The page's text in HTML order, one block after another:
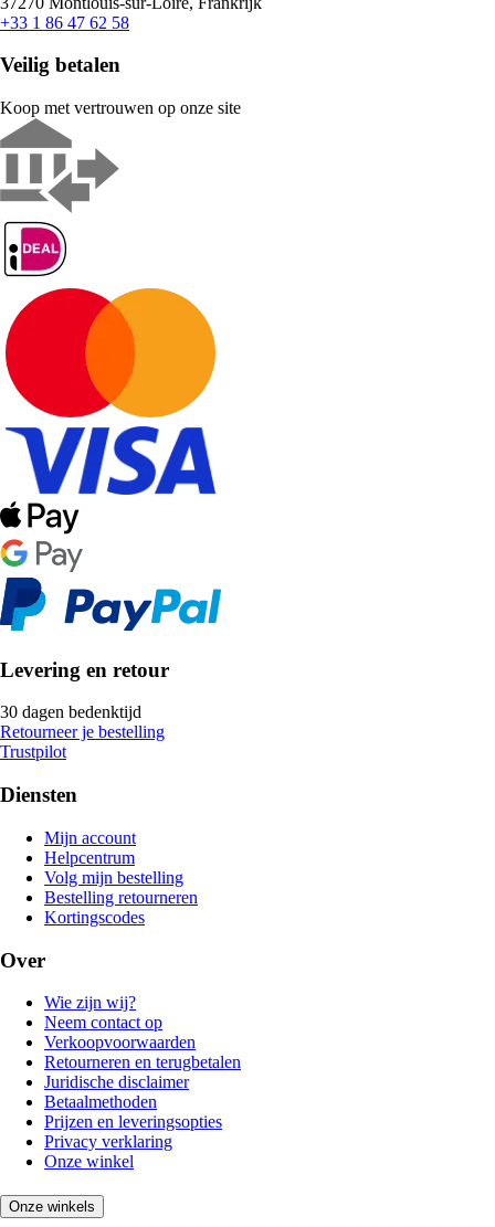
+33 1 86 47 62 58
Veilig betalen
Koop met vertrouwen op onze site
Levering en retour
30 dagen bedenktijd
Retourneer je bestelling
Trustpilot
Diensten
Mijn account
Helpcentrum
Volg mijn bestelling
Bestelling retourneren
Kortingscodes
Over
Wie zijn wij?
Neem contact op
Verkoopvoorwaarden
Retourneren en terugbetalen
Juridische disclaimer
Betaalmethoden
Prijzen en leveringsopties
Privacy verklaring
Onze winkel
Onze winkels